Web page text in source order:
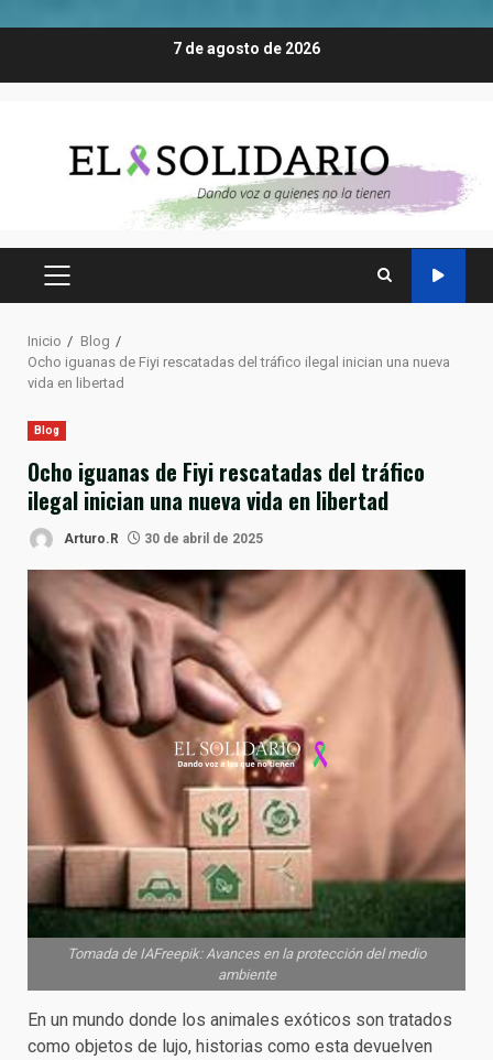
7 de agosto de 2026
MENÚ
Inicio
Blog
Ocho iguanas de Fiyi rescatadas del tráfico ilegal inician una nueva
vida en libertad
Blog
Ocho iguanas de Fiyi rescatadas del tráfico
ilegal inician una nueva vida en libertad
Arturo.R 30 de abril de 2025
Tomada de IAFreepik: Avances en la protección del medio
ambiente
En un mundo donde los animales exóticos son tratados
como objetos de lujo, historias como esta devuelven